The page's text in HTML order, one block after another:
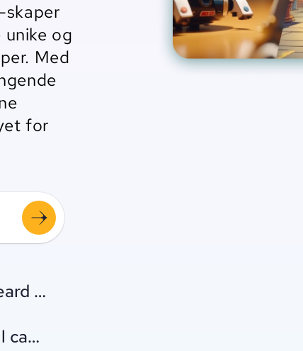
skaper
og
Med
for
a knock at the door.
from inside the house.